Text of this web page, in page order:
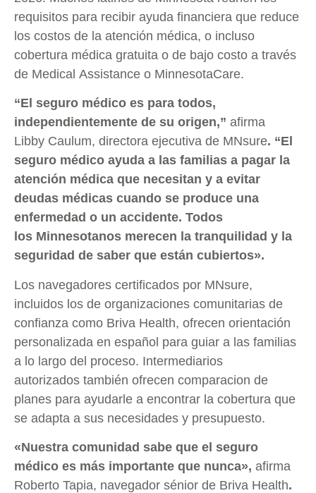
requisitos para recibir ayuda financiera que reduce
los costos de la atención médica, o incluso
cobertura médica gratuita o de bajo costo a través
de Medical Assistance o MinnesotaCare.
“El seguro médico es para todos,
independientemente de su origen,” afirma
Libby Caulum, directora ejecutiva de MNsure. “El
seguro médico ayuda a las familias a pagar la
atención médica que necesitan y a evitar
deudas médicas cuando se produce una
enfermedad o un accidente. Todos
los Minnesotanos merecen la tranquilidad y la
seguridad de saber que están cubiertos».
Los navegadores certificados por MNsure,
incluidos los de organizaciones comunitarias de
confianza como Briva Health, ofrecen orientación
personalizada en español para guiar a las familias
a lo largo del proceso. Intermediarios
autorizados también ofrecen comparacion de
planes para ayudarle a encontrar la cobertura que
se adapta a sus necesidades y presupuesto.
«Nuestra comunidad sabe que el seguro
médico es más importante que nunca», afirma
Roberto Tapia, navegador sénior de Briva Health.